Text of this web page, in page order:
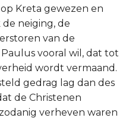
Kreta gewezen en
neiging, de
van de
vooral wil, dat tot
wordt vermaand.
gedrag lag dan des
de Christenen
verheven waren